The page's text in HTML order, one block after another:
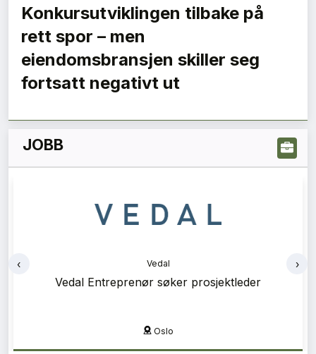
Konkursutviklingen tilbake på
rett spor – men
eiendomsbransjen skiller seg
fortsatt negativt ut
JOBB
Vedal
Vedal Entreprenør søker prosjektleder
Oslo
‹ ›